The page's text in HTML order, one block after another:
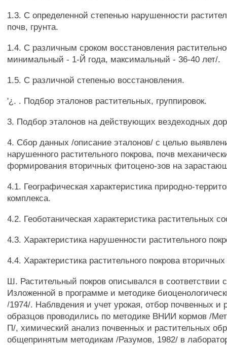
1.3. С определенной степенью нарушенности
почв, грунта.
1.4. С различным сроком восстановления
минимальный - 1-Й года, максимальный - 36-40 лет/.
1.5. С различной степенью восстановления.
'¿. . Подбор эталонов растительных, группировок.
3. Подбор эталонов на действующих вездеходных
4. Сбор данных /описание эталонов/ с целью
нарушенного растительного покрова, почв
формирования вторичных фитоцено-зов на
4.1. Географическая характеристика природно-
комплекса.
4.2. Геоботаническая характеристика растительных
4.3. Характеристика нарушенности растительного
4.4. Характеристика растительного покрова
Ш. Растительный покров описывался в соответствии
Изложенной в программе и методике
/1974/. Наблвдения и учет урокая, отбор почвенных и
образцов проводились по методике ВНИИ кормов /
П/, химический анализ почвенных и растительных
общепринятым методикам /Разумов, 1982/ в